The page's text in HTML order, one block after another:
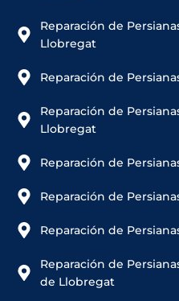
Reparación de
Llobregat
Reparación de
Reparación de
Llobregat
Reparación de
Reparación de
Reparación de
Reparación de
de Llobregat